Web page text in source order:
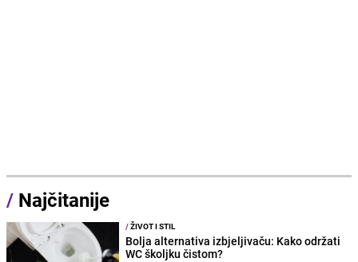
/ Najčitanije
/ŽIVOT I STIL
Bolja alternativa izbjeljivaču: Kako održati
WC školjku čistom?